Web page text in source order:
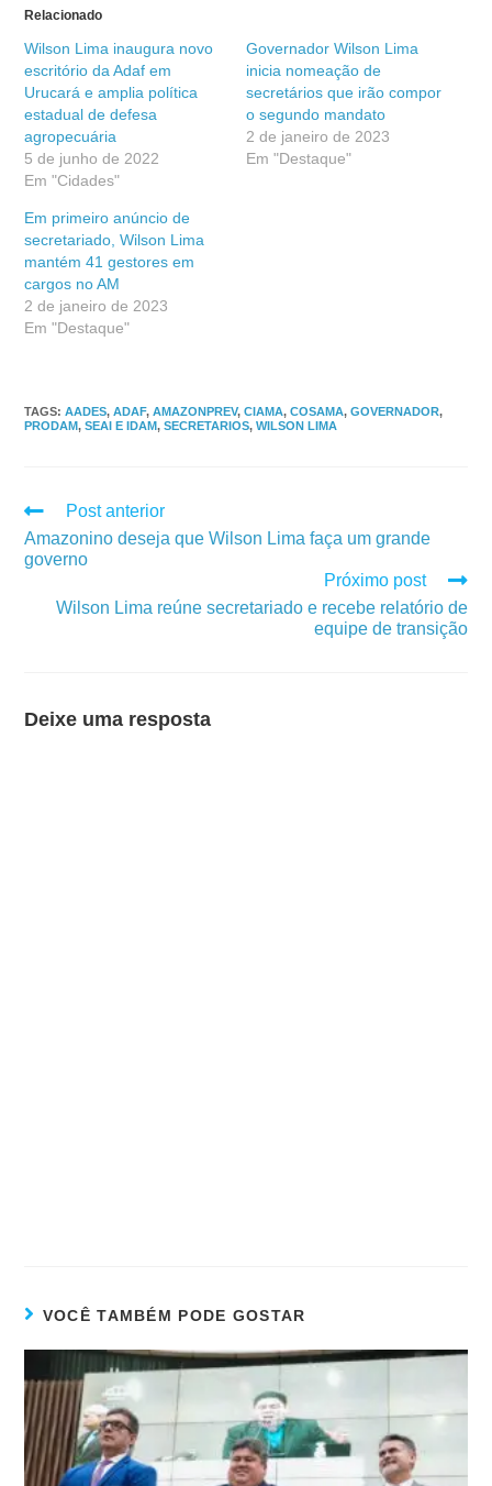
Relacionado
Wilson Lima inaugura novo
escritório da Adaf em
Urucará e amplia política
estadual de defesa
agropecuária
5 de junho de 2022
Em "Cidades"
Governador Wilson Lima
inicia nomeação de
secretários que irão compor
o segundo mandato
2 de janeiro de 2023
Em "Destaque"
Em primeiro anúncio de
secretariado, Wilson Lima
mantém 41 gestores em
cargos no AM
2 de janeiro de 2023
Em "Destaque"
TAGS:AADES, ADAF, AMAZONPREV, CIAMA, COSAMA, GOVERNADOR,
PRODAM, SEAI E IDAM, SECRETARIOS, WILSON LIMA
Post anterior
Amazonino deseja que Wilson Lima faça um grande
governo
Próximo post
Wilson Lima reúne secretariado e recebe relatório de
equipe de transição
Deixe uma resposta
VOCÊ TAMBÉM PODE GOSTAR